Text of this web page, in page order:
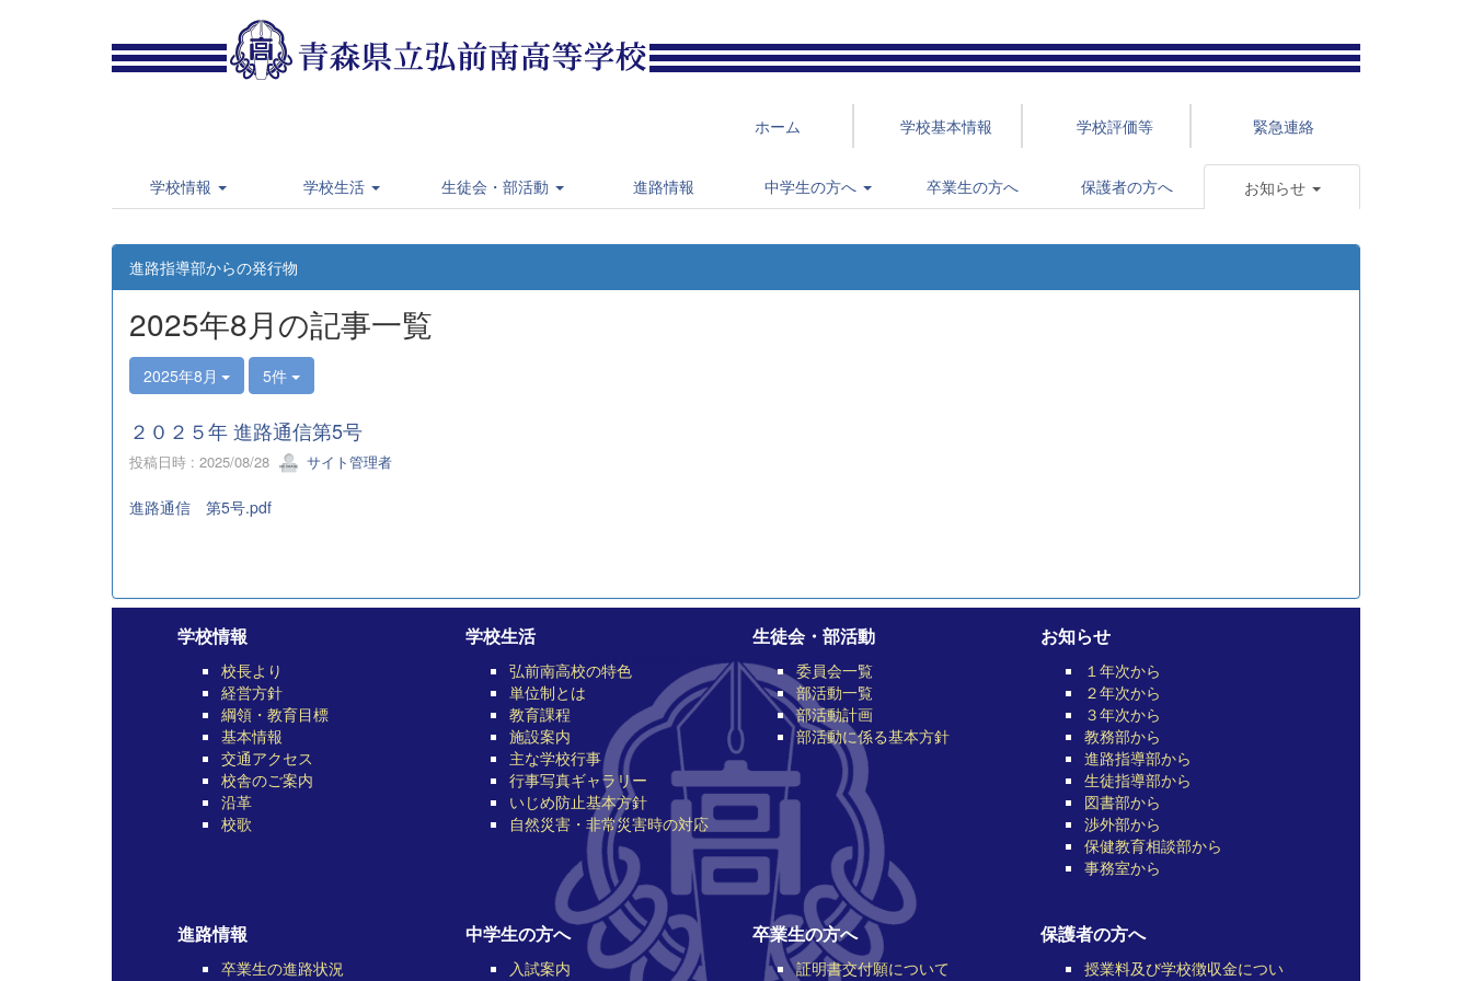
ホーム 学校基本情報 学校評価等 緊急連絡
学校情報 学校生活 生徒会・部活動 進路情報 中学生の方へ 卒業生の方へ 保護者の方へ お知らせ
進路指導部からの発行物
2025年8月の記事一覧
2025年8月 5件
２０２５年 進路通信第5号
投稿日時 : 2025/08/28 サイト管理者
進路通信 第5号.pdf
学校情報
校長より
経営方針
綱領・教育目標
基本情報
交通アクセス
校舎のご案内
沿革
校歌
学校生活
弘前南高校の特色
単位制とは
教育課程
施設案内
主な学校行事
行事写真ギャラリー
いじめ防止基本方針
自然災害・非常災害時の対応
生徒会・部活動
委員会一覧
部活動一覧
部活動計画
部活動に係る基本方針
お知らせ
１年次から
２年次から
３年次から
教務部から
進路指導部から
生徒指導部から
図書部から
渉外部から
保健教育相談部から
事務室から
進路情報
卒業生の進路状況
中学生の方へ
入試案内
卒業生の方へ
証明書交付願について
保護者の方へ
授業料及び学校徴収金につい